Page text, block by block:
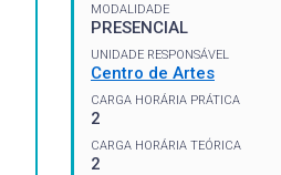
MODALIDADE
PRESENCIAL
UNIDADE RESPONSÁVEL
Centro de Artes
CARGA HORÁRIA PRÁTICA
2
CARGA HORÁRIA TEÓRICA
2